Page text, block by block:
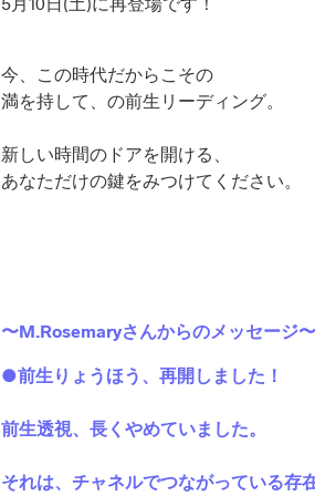
今、この時代だからこその
満を持して、の前生リーディング。
新しい時間のドアを開ける、
あなただけの鍵をみつけてください。
〜M.Rosemaryさんからのメッセージ〜
●前生りょうほう、再開しました！
前生透視、長くやめていました。
それは、チャネルでつながっている存